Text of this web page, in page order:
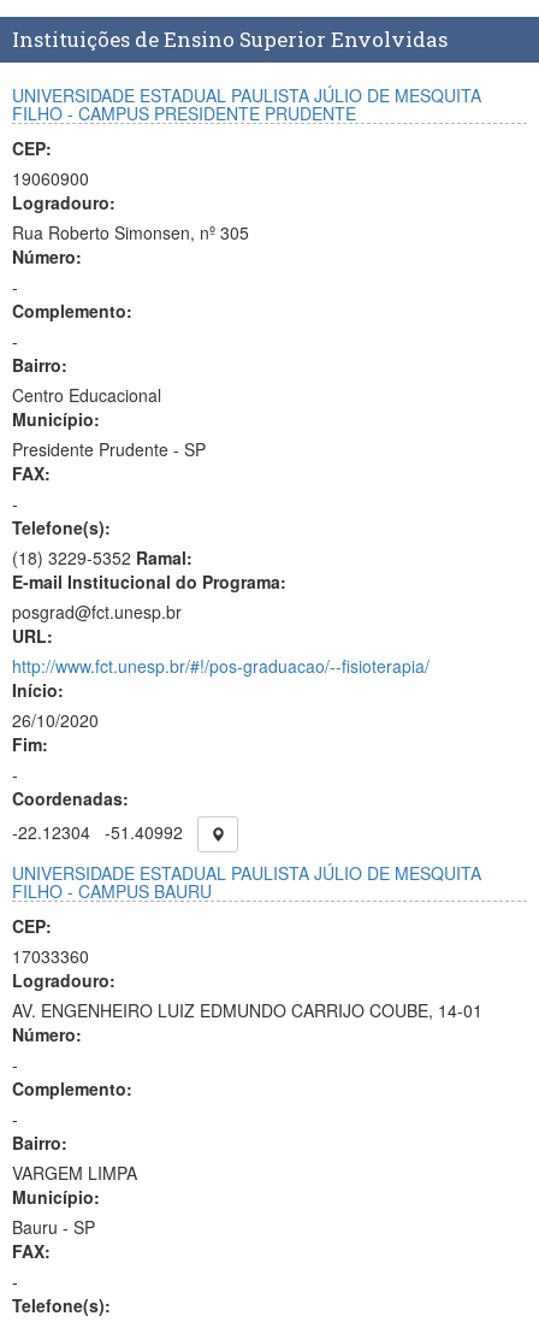
Instituições de Ensino Superior Envolvidas
UNIVERSIDADE ESTADUAL PAULISTA JÚLIO DE MESQUITA
FILHO - CAMPUS PRESIDENTE PRUDENTE
CEP:
19060900
Logradouro:
Rua Roberto Simonsen, nº 305
Número:
-
Complemento:
-
Bairro:
Centro Educacional
Município:
Presidente Prudente - SP
FAX:
-
Telefone(s):
(18) 3229-5352 Ramal:
E-mail Institucional do Programa:
posgrad@fct.unesp.br
URL:
http://www.fct.unesp.br/#!/pos-graduacao/--fisioterapia/
Início:
26/10/2020
Fim:
-
Coordenadas:
-22.12304 -51.40992
UNIVERSIDADE ESTADUAL PAULISTA JÚLIO DE MESQUITA
FILHO - CAMPUS BAURU
CEP:
17033360
Logradouro:
AV. ENGENHEIRO LUIZ EDMUNDO CARRIJO COUBE, 14-01
Número:
-
Complemento:
-
Bairro:
VARGEM LIMPA
Município:
Bauru - SP
FAX:
-
Telefone(s):